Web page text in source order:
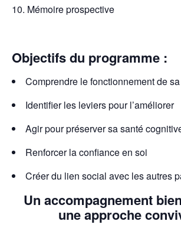
Mémoire prospective
Objectifs du programme :
Comprendre le fonctionnement de
Identifier les leviers pour l’améliorer
Agir pour préserver sa santé
Renforcer la confiance en soi
Créer du lien social avec les autres
Un accompagnement
une approche